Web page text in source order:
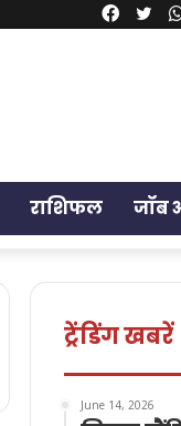
राशिफल जॉब
ट्रेंडिंग खबरें
June 14, 2026